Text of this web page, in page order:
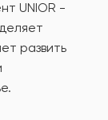
UNIOR -
развить